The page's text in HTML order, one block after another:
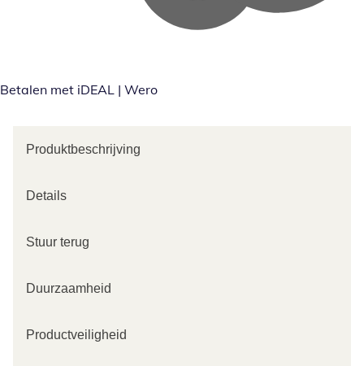
Betalen met iDEAL | Wero
Produktbeschrijving
Details
Stuur terug
Duurzaamheid
Productveiligheid